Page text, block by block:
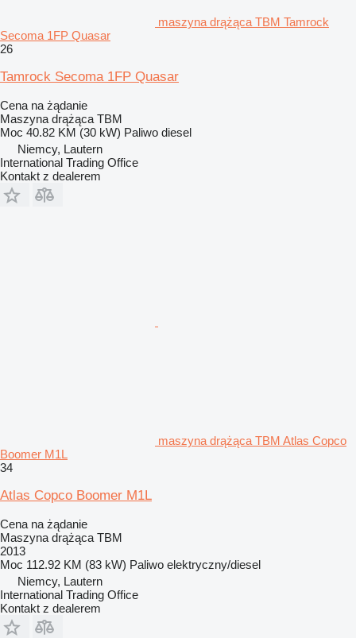
maszyna drążąca TBM Tamrock
Secoma 1FP Quasar
26
Tamrock Secoma 1FP Quasar
Cena na żądanie
Maszyna drążąca TBM
Moc 40.82 KM (30 kW) Paliwo diesel
Niemcy, Lautern
International Trading Office
Kontakt z dealerem
maszyna drążąca TBM Atlas Copco
Boomer M1L
34
Atlas Copco Boomer M1L
Cena na żądanie
Maszyna drążąca TBM
2013
Moc 112.92 KM (83 kW) Paliwo elektryczny/diesel
Niemcy, Lautern
International Trading Office
Kontakt z dealerem